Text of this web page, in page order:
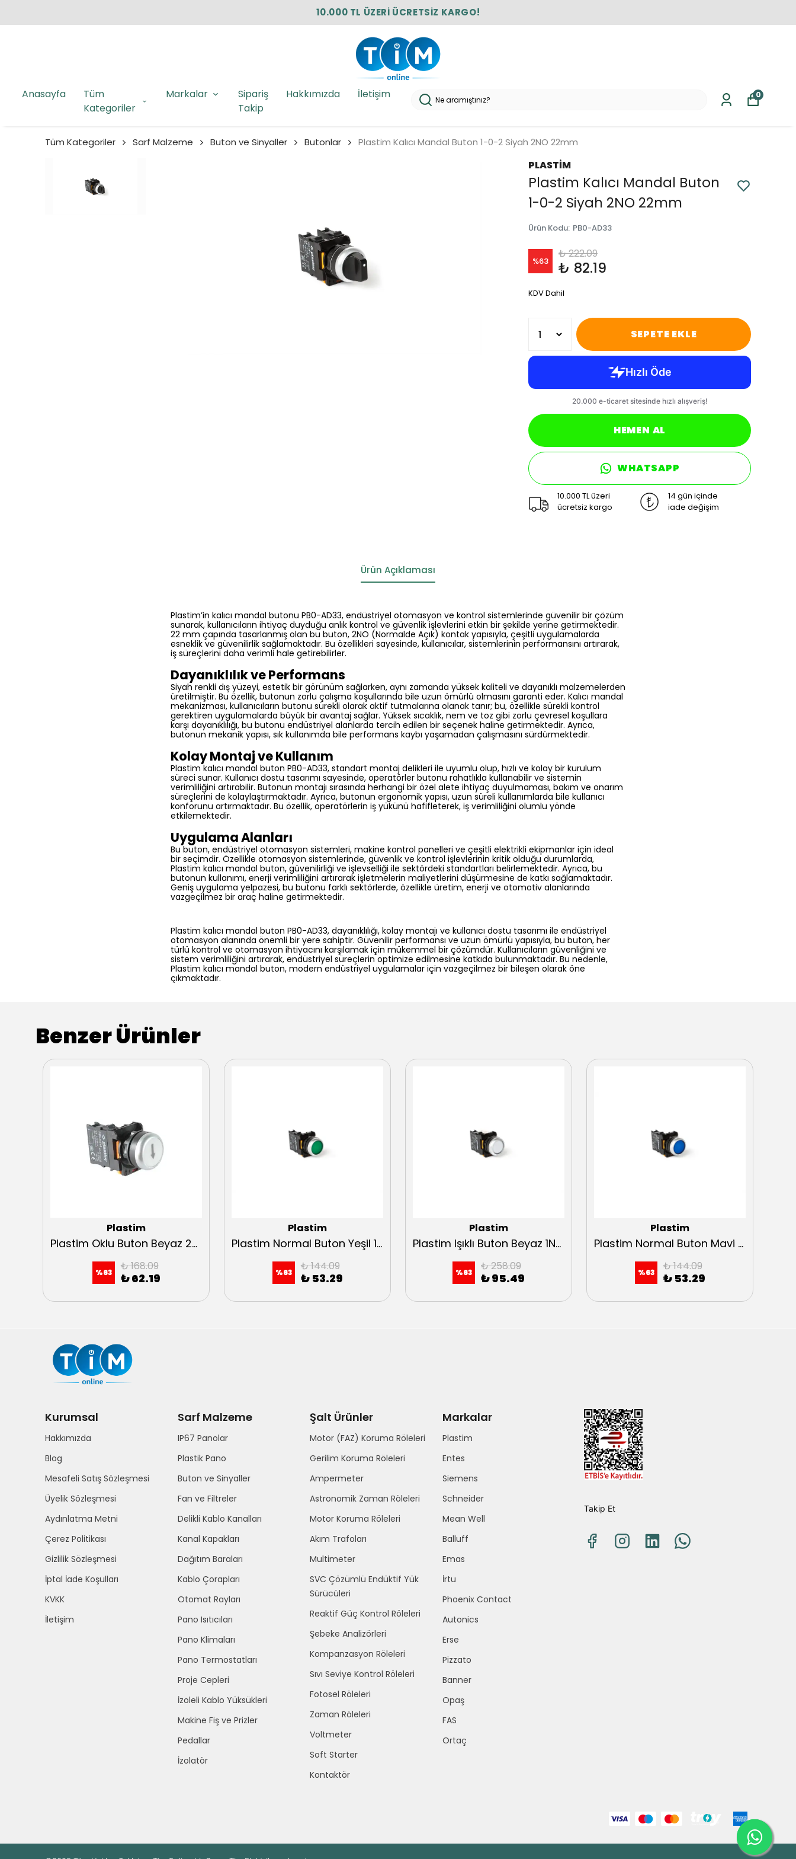
10.000 TL ÜZERİ ÜCRETSİZ KARGO!
Anasayfa
Tüm
Kategoriler
Markalar
Sipariş
Takip
Hakkımızda İletişim 0
Tüm Kategoriler Sarf Malzeme Buton ve Sinyaller Butonlar Plastim Kalıcı Mandal Buton 1-0-2 Siyah 2NO 22mm
PLASTİM
Plastim Kalıcı Mandal Buton
1-0-2 Siyah 2NO 22mm
Ürün Kodu: PB0-AD33
%63
₺ 222.09
₺ 82.19
KDV Dahil
SEPETE EKLE
HEMEN AL
WHATSAPP
10.000 TL üzeri
ücretsiz kargo
14 gün içinde
iade değişim
Ürün Açıklaması
Plastim’in kalıcı mandal butonu PB0-AD33, endüstriyel otomasyon ve kontrol sistemlerinde güvenilir bir çözüm
sunarak, kullanıcıların ihtiyaç duyduğu anlık kontrol ve güvenlik işlevlerini etkin bir şekilde yerine getirmektedir.
22 mm çapında tasarlanmış olan bu buton, 2NO (Normalde Açık) kontak yapısıyla, çeşitli uygulamalarda
esneklik ve güvenilirlik sağlamaktadır. Bu özellikleri sayesinde, kullanıcılar, sistemlerinin performansını artırarak,
iş süreçlerini daha verimli hale getirebilirler.
Dayanıklılık ve Performans
Siyah renkli dış yüzeyi, estetik bir görünüm sağlarken, aynı zamanda yüksek kaliteli ve dayanıklı malzemelerden
üretilmiştir. Bu özellik, butonun zorlu çalışma koşullarında bile uzun ömürlü olmasını garanti eder. Kalıcı mandal
mekanizması, kullanıcıların butonu sürekli olarak aktif tutmalarına olanak tanır; bu, özellikle sürekli kontrol
gerektiren uygulamalarda büyük bir avantaj sağlar. Yüksek sıcaklık, nem ve toz gibi zorlu çevresel koşullara
karşı dayanıklılığı, bu butonu endüstriyel alanlarda tercih edilen bir seçenek haline getirmektedir. Ayrıca,
butonun mekanik yapısı, sık kullanımda bile performans kaybı yaşamadan çalışmasını sürdürmektedir.
Kolay Montaj ve Kullanım
Plastim kalıcı mandal buton PB0-AD33, standart montaj delikleri ile uyumlu olup, hızlı ve kolay bir kurulum
süreci sunar. Kullanıcı dostu tasarımı sayesinde, operatörler butonu rahatlıkla kullanabilir ve sistemin
verimliliğini artırabilir. Butonun montajı sırasında herhangi bir özel alete ihtiyaç duyulmaması, bakım ve onarım
süreçlerini de kolaylaştırmaktadır. Ayrıca, butonun ergonomik yapısı, uzun süreli kullanımlarda bile kullanıcı
konforunu artırmaktadır. Bu özellik, operatörlerin iş yükünü hafifleterek, iş verimliliğini olumlu yönde
etkilemektedir.
Uygulama Alanları
Bu buton, endüstriyel otomasyon sistemleri, makine kontrol panelleri ve çeşitli elektrikli ekipmanlar için ideal
bir seçimdir. Özellikle otomasyon sistemlerinde, güvenlik ve kontrol işlevlerinin kritik olduğu durumlarda,
Plastim kalıcı mandal buton, güvenilirliği ve işlevselliği ile sektördeki standartları belirlemektedir. Ayrıca, bu
butonun kullanımı, enerji verimliliğini artırarak işletmelerin maliyetlerini düşürmesine de katkı sağlamaktadır.
Geniş uygulama yelpazesi, bu butonu farklı sektörlerde, özellikle üretim, enerji ve otomotiv alanlarında
vazgeçilmez bir araç haline getirmektedir.
Plastim kalıcı mandal buton PB0-AD33, dayanıklılığı, kolay montajı ve kullanıcı dostu tasarımı ile endüstriyel
otomasyon alanında önemli bir yere sahiptir. Güvenilir performansı ve uzun ömürlü yapısıyla, bu buton, her
türlü kontrol ve otomasyon ihtiyacını karşılamak için mükemmel bir çözümdür. Kullanıcıların güvenliğini ve
sistem verimliliğini artırarak, endüstriyel süreçlerin optimize edilmesine katkıda bulunmaktadır. Bu nedenle,
Plastim kalıcı mandal buton, modern endüstriyel uygulamalar için vazgeçilmez bir bileşen olarak öne
çıkmaktadır.
Benzer Ürünler
Plastim
Plastim Oklu Buton Beyaz 22mm
%63 ₺ 168.09
₺ 62.19
Plastim
Plastim Normal Buton Yeşil 1NO
%63 ₺ 144.09
₺ 53.29
Plastim
Plastim Işıklı Buton Beyaz 1NO LED 220V 22mm
%63 ₺ 258.09
₺ 95.49
Plastim
Plastim Normal Buton Mavi 1NO
%63 ₺ 144.09
₺ 53.29
Kurumsal
Hakkımızda
Blog
Mesafeli Satış Sözleşmesi
Üyelik Sözleşmesi
Aydınlatma Metni
Çerez Politikası
Gizlilik Sözleşmesi
İptal İade Koşulları
KVKK
İletişim
Sarf Malzeme
IP67 Panolar
Plastik Pano
Buton ve Sinyaller
Fan ve Filtreler
Delikli Kablo Kanalları
Kanal Kapakları
Dağıtım Baraları
Kablo Çorapları
Otomat Rayları
Pano Isıtıcıları
Pano Klimaları
Pano Termostatları
Proje Cepleri
İzoleli Kablo Yüksükleri
Makine Fiş ve Prizler
Pedallar
İzolatör
Şalt Ürünler
Motor (FAZ) Koruma Röleleri
Gerilim Koruma Röleleri
Ampermeter
Astronomik Zaman Röleleri
Motor Koruma Röleleri
Akım Trafoları
Multimeter
SVC Çözümlü Endüktif Yük
Sürücüleri
Reaktif Güç Kontrol Röleleri
Şebeke Analizörleri
Kompanzasyon Röleleri
Sıvı Seviye Kontrol Röleleri
Fotosel Röleleri
Zaman Röleleri
Voltmeter
Soft Starter
Kontaktör
Markalar
Plastim
Entes
Siemens
Schneider
Mean Well
Balluff
Emas
İrtu
Phoenix Contact
Autonics
Erse
Pizzato
Banner
Opaş
FAS
Ortaç
Takip Et